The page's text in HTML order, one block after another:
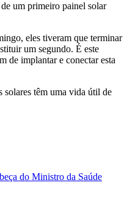
um primeiro painel solar
eles tiveram que terminar
um segundo. É este
de implantar e conectar esta
solares têm uma vida útil de
do Ministro da Saúde